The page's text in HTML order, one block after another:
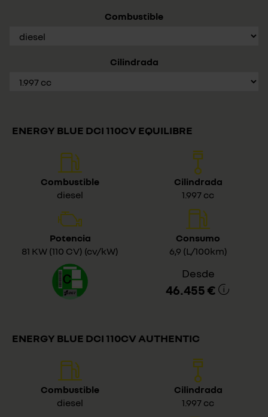
Combustible
Cilindrada
ENERGY BLUE DCI 110CV EQUILIBRE
Combustible
diesel
Cilindrada
1.997 cc
Potencia
81 KW (110 CV) (cv/kW)
Consumo
6,9 (L/100km)
Desde
46.455 €
ENERGY BLUE DCI 110CV AUTHENTIC
Combustible
diesel
Cilindrada
1.997 cc